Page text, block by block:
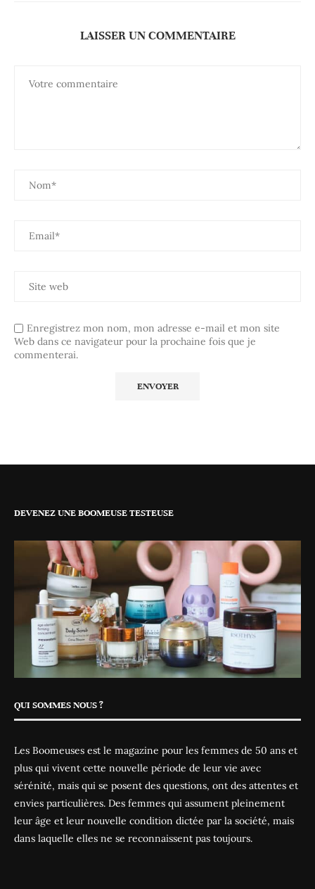
LAISSER UN COMMENTAIRE
Enregistrez mon nom, mon adresse e-mail et mon site
Web dans ce navigateur pour la prochaine fois que je
commenterai.
DEVENEZ UNE BOOMEUSE TESTEUSE
QUI SOMMES NOUS ?
Les Boomeuses est le magazine pour les femmes de 50 ans et
plus qui vivent cette nouvelle période de leur vie avec
sérénité, mais qui se posent des questions, ont des attentes et
envies particulières. Des femmes qui assument pleinement
leur âge et leur nouvelle condition dictée par la société, mais
dans laquelle elles ne se reconnaissent pas toujours.